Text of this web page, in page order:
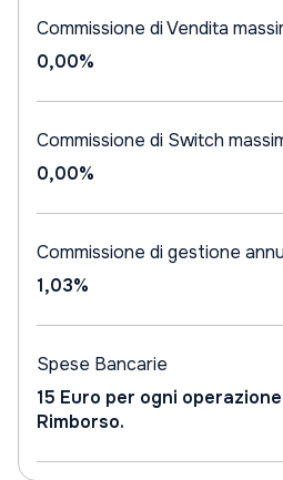
Commissione di Vendita
0,00%
Commissione di Switch
0,00%
Commissione di gestione
1,03%
Spese Bancarie
15 Euro per ogni
Rimborso.